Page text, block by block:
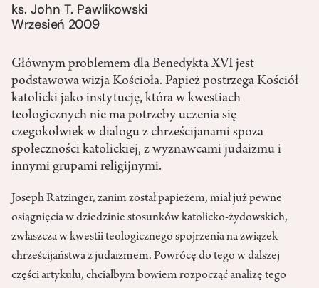
ks. John T. Pawlikowski
Wrzesień 2009
Głównym problemem dla Benedykta XVI jest
podstawowa wizja Kościoła. Papież postrzega Kościół
katolicki jako instytucję, która w kwestiach
teologicznych nie ma potrzeby uczenia się
czegokolwiek w dialogu z chrześcijanami spoza
społeczności katolickiej, z wyznawcami judaizmu i
innymi grupami religijnymi.
Joseph Ratzinger, zanim został papieżem, miał już pewne
osiągnięcia w dziedzinie stosunków katolicko-żydowskich,
zwłaszcza w kwestii teologicznego spojrzenia na związek
chrześcijaństwa z judaizmem. Powrócę do tego w dalszej
części artykułu, chciałbym bowiem rozpocząć analizę tego